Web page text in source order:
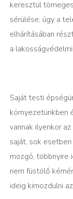
keresztül
sérülése, úgy a
elhárításában
a
Saját testi
környezetünkben
vannak ilyenkor
saját, sok
mozgó, többnyire
nem füstölő
ideig kimozdulni